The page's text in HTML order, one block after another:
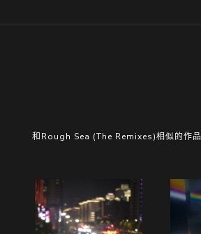
和Rough Sea (The Remixes)相似的作品